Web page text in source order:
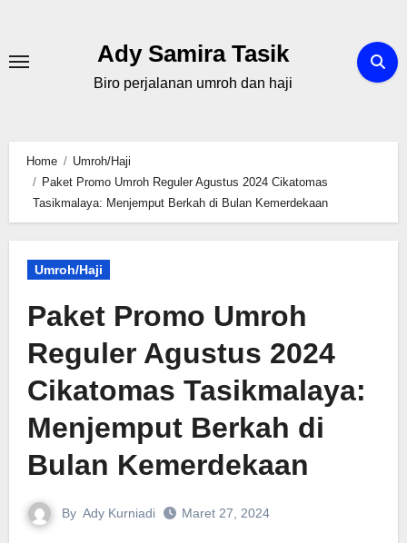
content
Ady Samira Tasik
Biro perjalanan umroh dan haji
Home
Umroh/Haji
Paket Promo Umroh Reguler Agustus 2024 Cikatomas
Tasikmalaya: Menjemput Berkah di Bulan Kemerdekaan
Umroh/Haji
Paket Promo Umroh
Reguler Agustus 2024
Cikatomas Tasikmalaya:
Menjemput Berkah di
Bulan Kemerdekaan
By Ady Kurniadi Maret 27, 2024